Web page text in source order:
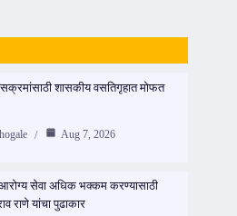
शासकीय वसतिगृहात मोफत
Aug 7, 2026
आरोग्य सेवा अधिक भक्कम करण्यासाठी
राणे यांचा पुढाकार